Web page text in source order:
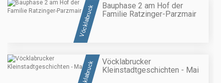
Vöcklabruck
Bauphase 2 am Hof der
Familie Ratzinger-Parzmair
Vöcklabrucker
Kleinstadtgeschichten - Mai